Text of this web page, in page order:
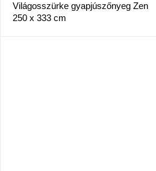
Világosszürke gyapjúszőnyeg Zen
250 x 333 cm